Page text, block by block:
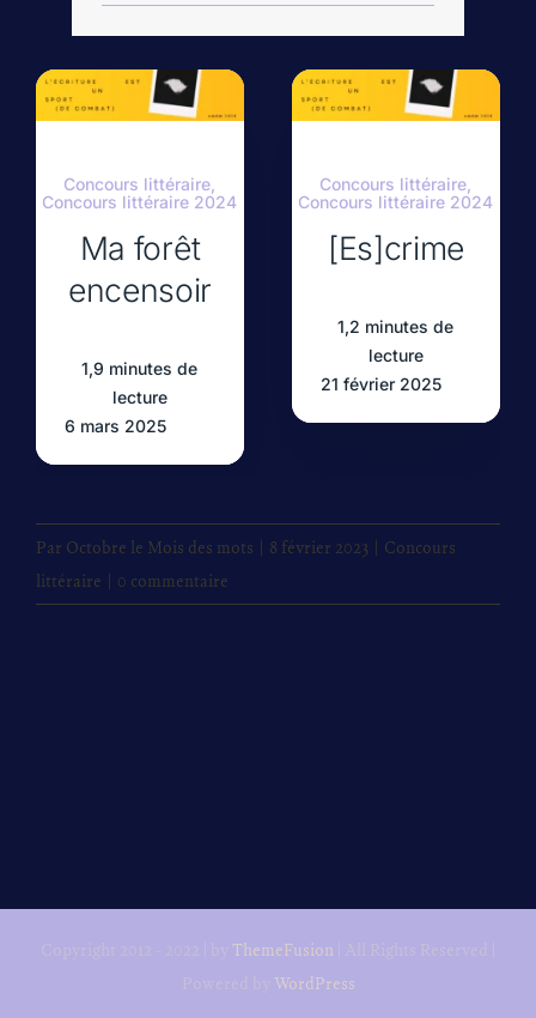
Concours littéraire
Concours littéraire 2024
Ma forêt
encensoir
1,9 minutes de
lecture
6 mars 2025
Concours littéraire
Concours littéraire 2024
[Es]crime
1,2 minutes de
lecture
21 février 2025
Par Octobre le Mois des mots 8 février 2023
Concours
littéraire
0 commentaire
ThemeFusion
WordPress